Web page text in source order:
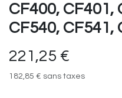
CF400, CF401,
CF540, CF541,
221,25 €
182,85 € sans taxes